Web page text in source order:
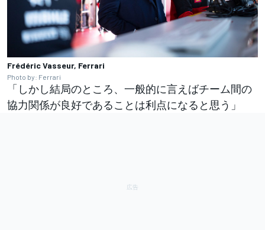
Frédéric Vasseur, Ferrari
Photo by: Ferrari
「しかし結局のところ、一般的に言えばチーム間の
協力関係が良好であることは利点になると思う」